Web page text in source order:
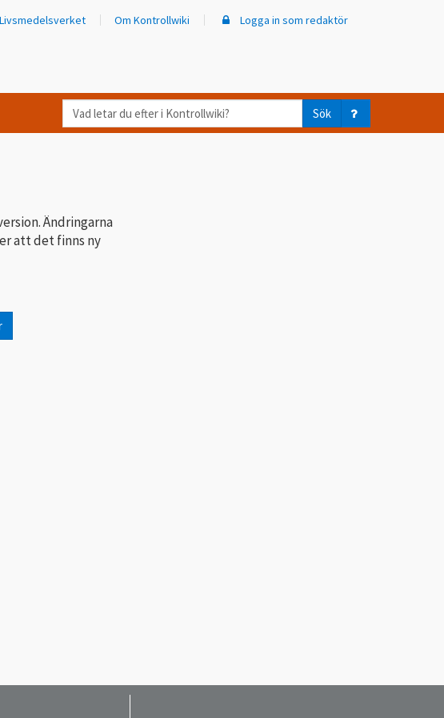
Livsmedelsverket Om Kontrollwiki Logga in som redaktör
Vad
letar
Kontrollwiki?
Sök
Ändringarna
att det finns ny